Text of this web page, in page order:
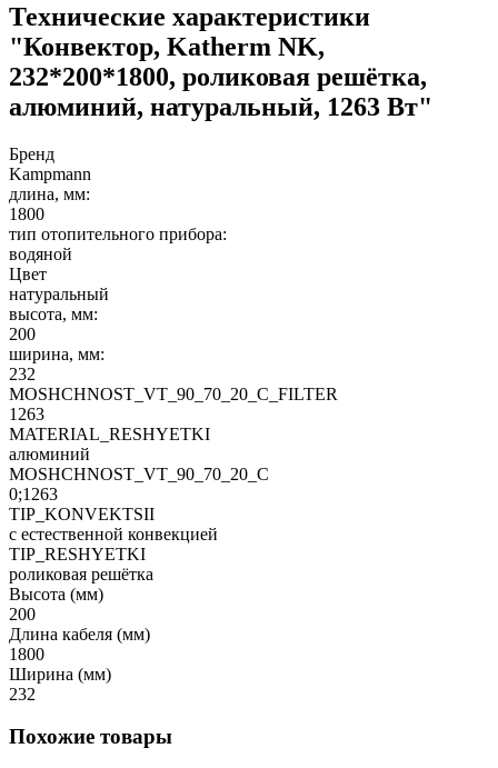
Технические характеристики
"Конвектор, Katherm NK,
232*200*1800, роликовая решётка,
алюминий, натуральный, 1263 Вт"
Бренд
Kampmann
длина, мм:
1800
тип отопительного прибора:
водяной
Цвет
натуральный
высота, мм:
200
ширина, мм:
232
MOSHCHNOST_VT_90_70_20_C_FILTER
1263
MATERIAL_RESHYETKI
алюминий
MOSHCHNOST_VT_90_70_20_C
0;1263
TIP_KONVEKTSII
с естественной конвекцией
TIP_RESHYETKI
роликовая решётка
Высота (мм)
200
Длина кабеля (мм)
1800
Ширина (мм)
232
Похожие товары